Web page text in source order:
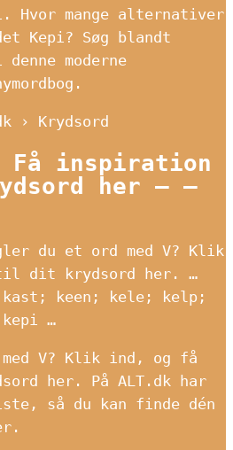
Hvor mange alternativer
Kepi? Søg blandt
moderne
› Krydsord
Få inspiration
her – –
du et ord med V? Klik
dit krydsord her. …
keen; kele; kelp;
…
V? Klik ind, og få
her. På ALT.dk har
så du kan finde dén